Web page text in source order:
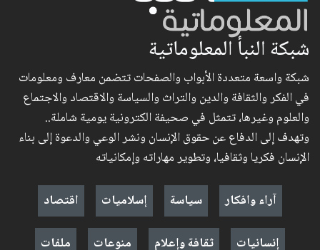
شبكة النبأ المعلوماتية
شبكة واسعة متعددة الأبواب والصفحات تتضمن معارف ومعلومات
في الفكر والثقافة والدين والتراث والسياسة والاقتصاد والاجتماع
والعلوم وغيرها، تتمثل في صحيفة الكترونية يومية شاملة..
وتهدف إلى الدفاع عن حقوق الإنسان ونشر الوعي والدعوة إلى بناء
الإنسان فكريا وثقافيا، وتطوير مهاراته وإمكانياته
آراء وافكار
سياسة إسلاميات
اقتصاد
إنسانيات
ثقافة وإعلام منوعات ملفات